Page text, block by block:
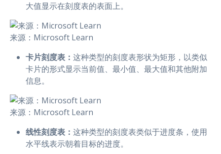
大值显示在刻度表的表面上。
来源：Microsoft Learn
卡片刻度表： 这种类型的刻度表形状为矩形，以类似
卡片的形式显示当前值、最小值、最大值和其他附加
信息。
来源：Microsoft Learn
线性刻度表： 这种类型的刻度表类似于进度条，使用
水平线表示朝着目标的进度。